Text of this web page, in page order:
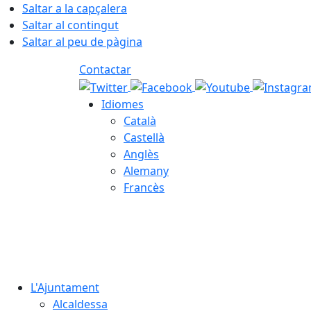
Saltar a la capçalera
Saltar al contingut
Saltar al peu de pàgina
Contactar
Idiomes
Català
Castellà
Anglès
Alemany
Francès
L'Ajuntament
Alcaldessa